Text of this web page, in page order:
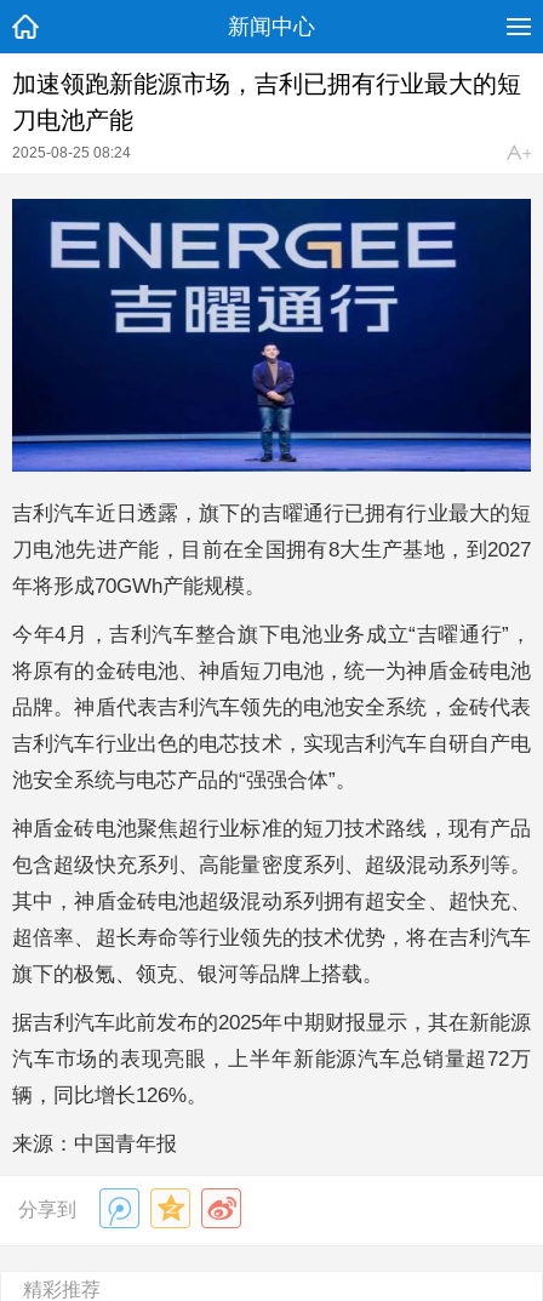
新闻中心
加速领跑新能源市场，吉利已拥有行业最大的短
刀电池产能
2025-08-25 08:24
吉利汽车近日透露，旗下的吉曜通行已拥有行业最大的短
刀电池先进产能，目前在全国拥有8大生产基地，到2027
年将形成70GWh产能规模。
今年4月，吉利汽车整合旗下电池业务成立“吉曜通行”，
将原有的金砖电池、神盾短刀电池，统一为神盾金砖电池
品牌。神盾代表吉利汽车领先的电池安全系统，金砖代表
吉利汽车行业出色的电芯技术，实现吉利汽车自研自产电
池安全系统与电芯产品的“强强合体”。
神盾金砖电池聚焦超行业标准的短刀技术路线，现有产品
包含超级快充系列、高能量密度系列、超级混动系列等。
其中，神盾金砖电池超级混动系列拥有超安全、超快充、
超倍率、超长寿命等行业领先的技术优势，将在吉利汽车
旗下的极氪、领克、银河等品牌上搭载。
据吉利汽车此前发布的2025年中期财报显示，其在新能源
汽车市场的表现亮眼，上半年新能源汽车总销量超72万
辆，同比增长126%。
来源：中国青年报
分享到
精彩推荐